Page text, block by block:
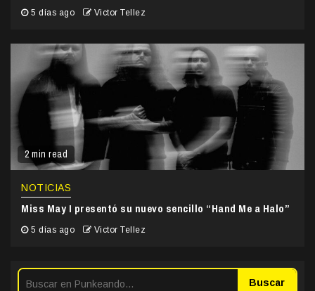
5 días ago Victor Tellez
2 min read
NOTICIAS
Miss May I presentó su nuevo sencillo “Hand Me a Halo”
5 días ago Victor Tellez
Buscar